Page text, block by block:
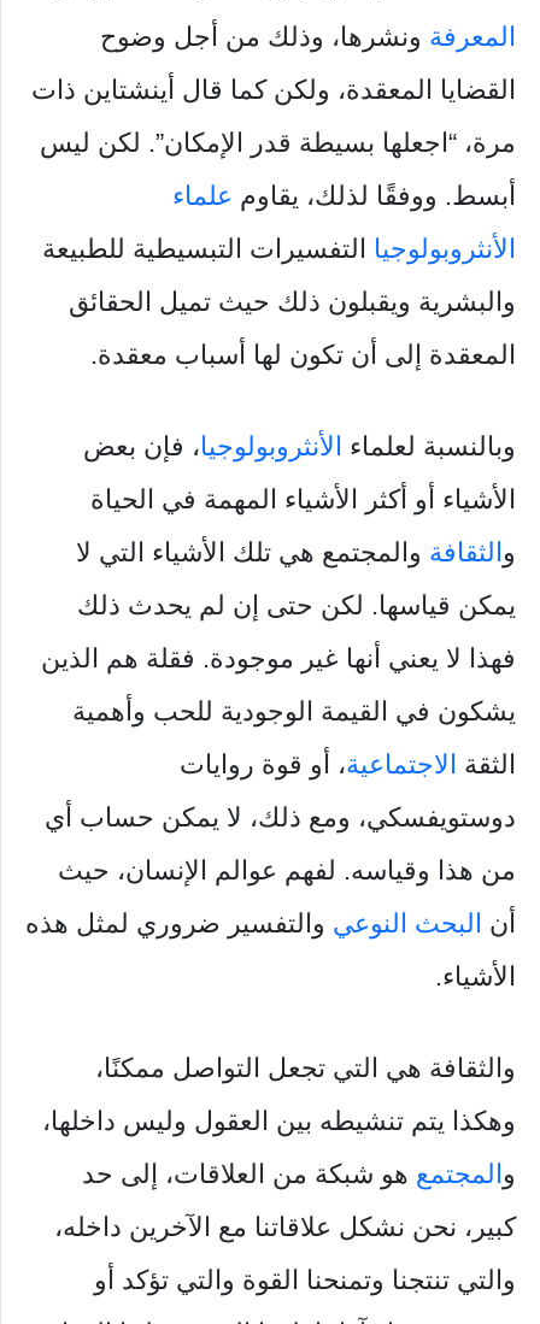
المعرفة ونشرها، وذلك من أجل وضوح
القضايا المعقدة، ولكن كما قال أينشتاين ذات
مرة، “اجعلها بسيطة قدر الإمكان”. لكن ليس
أبسط. ووفقًا لذلك، يقاوم علماء
الأنثروبولوجيا التفسيرات التبسيطية للطبيعة
والبشرية ويقبلون ذلك حيث تميل الحقائق
المعقدة إلى أن تكون لها أسباب معقدة.
وبالنسبة لعلماء الأنثروبولوجيا، فإن بعض
الأشياء أو أكثر الأشياء المهمة في الحياة
والثقافة والمجتمع هي تلك الأشياء التي لا
يمكن قياسها. لكن حتى إن لم يحدث ذلك
فهذا لا يعني أنها غير موجودة. فقلة هم الذين
يشكون في القيمة الوجودية للحب وأهمية
الثقة الاجتماعية، أو قوة روايات
دوستويفسكي، ومع ذلك، لا يمكن حساب أي
من هذا وقياسه. لفهم عوالم الإنسان، حيث
أن البحث النوعي والتفسير ضروري لمثل هذه
الأشياء.
والثقافة هي التي تجعل التواصل ممكنًا،
وهكذا يتم تنشيطه بين العقول وليس داخلها،
والمجتمع هو شبكة من العلاقات، إلى حد
كبير، نحن نشكل علاقاتنا مع الآخرين داخله،
والتي تنتجنا وتمنحنا القوة والتي تؤكد أو